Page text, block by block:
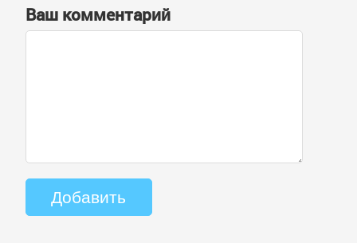
Ваш комментарий